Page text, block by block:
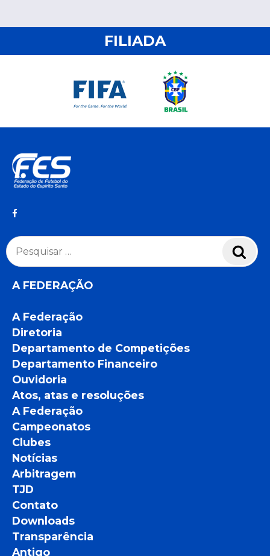
FILIADA
Pesquisar
por:
A FEDERAÇÃO
A Federação
Diretoria
Departamento de Competições
Departamento Financeiro
Ouvidoria
Atos, atas e resoluções
A Federação
Campeonatos
Clubes
Notícias
Arbitragem
TJD
Contato
Downloads
Transparência
Antigo